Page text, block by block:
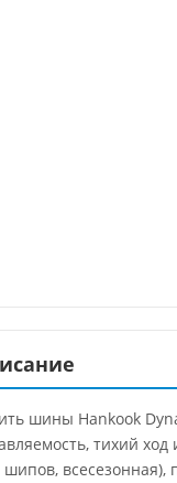
шины Hankook
тихий
шипов,